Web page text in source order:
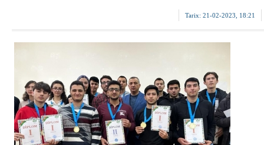
Tarix: 21-02-2023, 18:21